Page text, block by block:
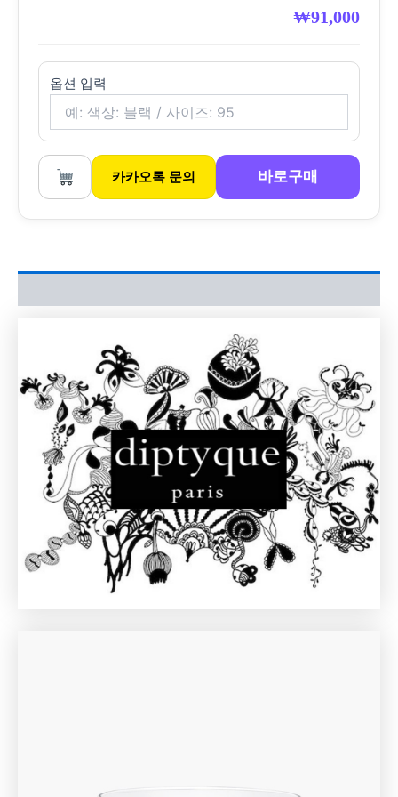
₩91,000
옵션 입력
카카오톡 문의 바로구매